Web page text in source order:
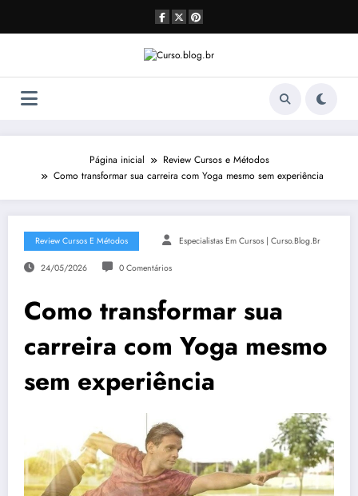
o
Página inicial
Review Cursos e Métodos
Como transformar sua carreira com Yoga mesmo sem experiência
Review Cursos E Métodos Especialistas Em Cursos | Curso.blog.br
24/05/2026 0 Comentários
Como transformar sua
carreira com Yoga mesmo
sem experiência